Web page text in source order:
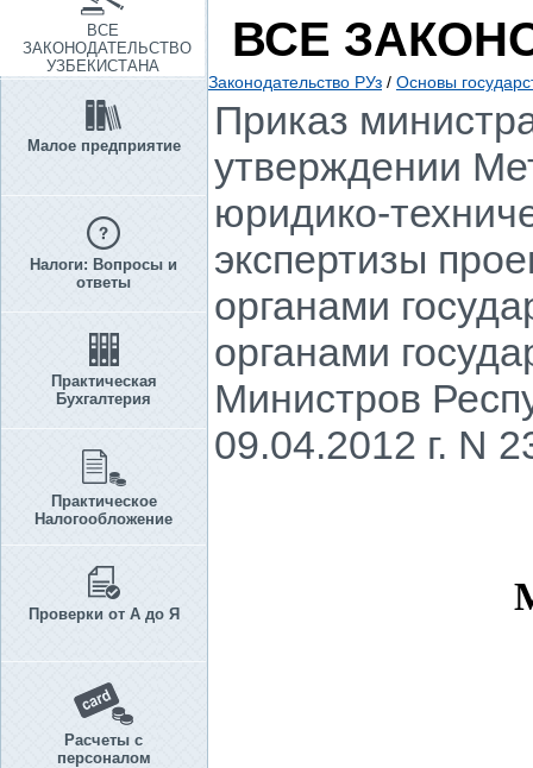
ВСЕ
ЗАКОНОДАТЕЛЬСТВО
УЗБЕКИСТАНА
Малое предприятие
Налоги: Вопросы и
ответы
Практическая
Бухгалтерия
Практическое
Налогообложение
Проверки от А до Я
Расчеты с
персоналом
ВСЕ
Законодательство РУз / Основы
Приказ
утверждении
юридико-
экспертизы
органами
органами
Министров
09.04.2012 г. N